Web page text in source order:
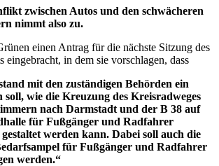
zwischen Autos und den schwächeren
nimmt also zu.
einen Antrag für die nächste Sitzung des
eingebracht, in dem sie vorschlagen, dass
mit den zuständigen Behörden ein
wie die Kreuzung des Kreisradweges
nach Darmstadt und der B 38 auf
für Fußgänger und Radfahrer
werden kann. Dabei soll auch die
für Fußgänger und Radfahrer
werden.“